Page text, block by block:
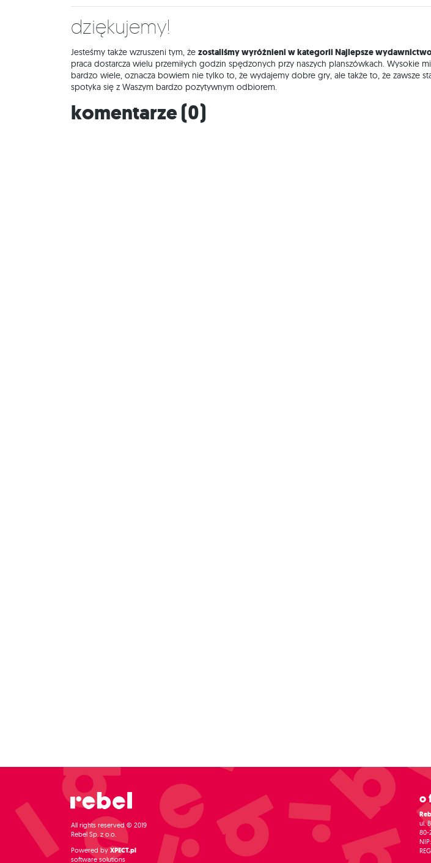
Dziękujemy!
Jesteśmy także wzruszeni tym, że zostaliśmy wyróżnieni w kategorii Najlepsze
praca dostarcza wielu przemiłych godzin spędzonych przy naszych planszówkach. Wysokie
bardzo wiele, oznacza bowiem nie tylko to, że wydajemy dobre gry, ale także to, że zawsze
spotyka się z Waszym bardzo pozytywnym odbiorem.
Komentarze (0)
All rights reserved © 2019
Rebel Sp. z o.o.
Powered by XPECT.pl
software solutions
ul.
80-